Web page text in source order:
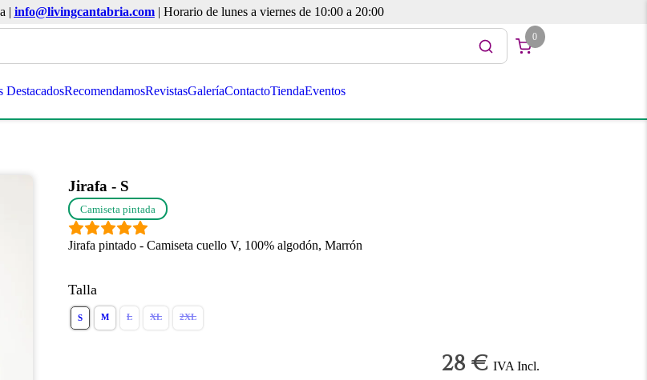
| info@livingcantabria.com| Horario de lunes a viernes de 10:00 a 20:00
0
DestacadosRecomendamosRevistasGaleríaContactoTiendaEventos
Jirafa - S
Camiseta pintada
Jirafa pintado - Camiseta cuello V, 100% algodón, Marrón
Talla
S M L XL 2XL
28 € IVA Incl.